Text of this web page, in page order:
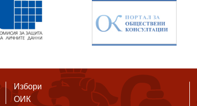
Избори
ОИК